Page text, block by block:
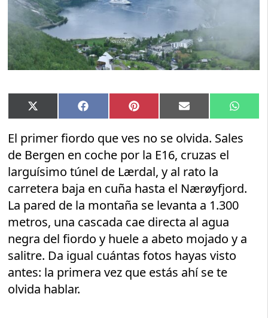
Compartir
en
X
(Twitter)
Compartir
en
Facebook Compartir
en
Pinterest Compartir
en
Email
en
El primer fiordo que ves no se olvida. Sales
de Bergen en coche por la E16, cruzas el
larguísimo túnel de Lærdal, y al rato la
carretera baja en cuña hasta el Nærøyfjord.
La pared de la montaña se levanta a 1.300
metros, una cascada cae directa al agua
negra del fiordo y huele a abeto mojado y a
salitre. Da igual cuántas fotos hayas visto
antes: la primera vez que estás ahí se te
olvida hablar.